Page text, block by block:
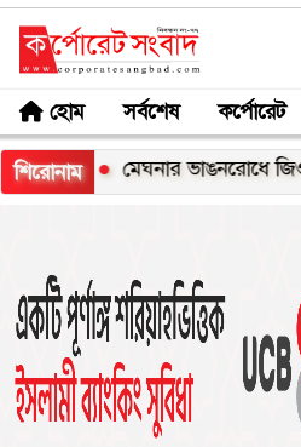
হোম সর্বশেষ কর্পোরেট
শিরোনাম
মেঘনার ভাঙনরোধে জিও ব্যাগ